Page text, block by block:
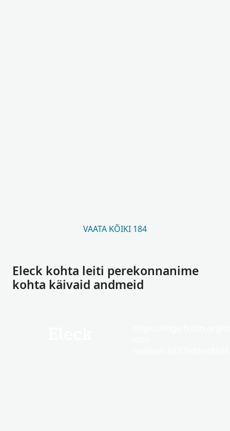
VAATA KÕIKI 184
Eleck kohta leiti perekonnanime
kohta käivaid andmeid